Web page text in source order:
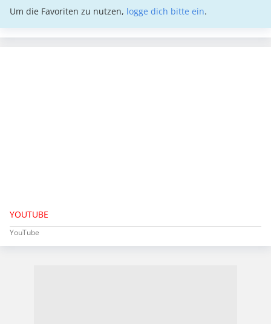
Um die Favoriten zu nutzen, logge dich bitte ein.
YOUTUBE
YouTube